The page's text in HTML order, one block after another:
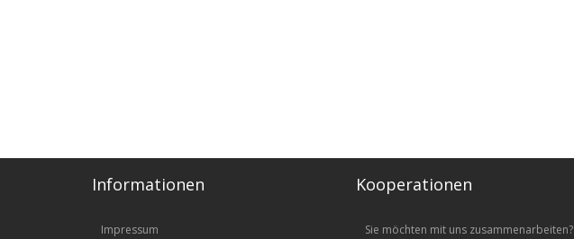
Informationen
Impressum
Kooperationen
Sie möchten mit uns zusammenarbeiten?